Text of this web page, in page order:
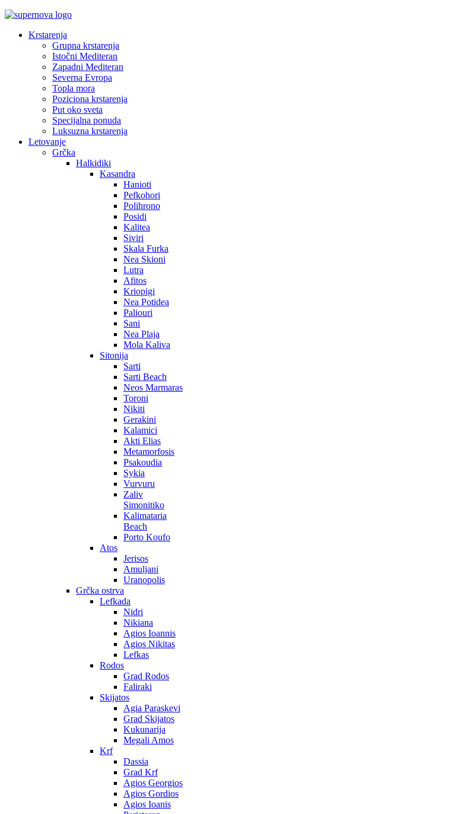
Krstarenja
Grupna krstarenja
Istočni Mediteran
Zapadni Mediteran
Severna Evropa
Topla mora
Poziciona krstarenja
Put oko sveta
Specijalna ponuda
Luksuzna krstarenja
Letovanje
Grčka
Halkidiki
Kasandra
Hanioti
Pefkohori
Polihrono
Posidi
Kalitea
Siviri
Skala Furka
Nea Skioni
Lutra
Afitos
Kriopigi
Nea Potidea
Paliouri
Sani
Nea Plaja
Mola Kaliva
Sitonija
Sarti
Sarti Beach
Neos Marmaras
Toroni
Nikiti
Gerakini
Kalamici
Akti Elias
Metamorfosis
Psakoudia
Sykia
Vurvuru
Zaliv
Simonitiko
Kalimataria
Beach
Porto Koufo
Atos
Jerisos
Amuljani
Uranopolis
Grčka ostrva
Lefkada
Nidri
Nikiana
Agios Ioannis
Agios Nikitas
Lefkas
Rodos
Grad Rodos
Faliraki
Skijatos
Agia Paraskevi
Grad Skijatos
Kukunarija
Megali Amos
Krf
Dassia
Grad Krf
Agios Georgios
Agios Gordios
Agios Ioanis